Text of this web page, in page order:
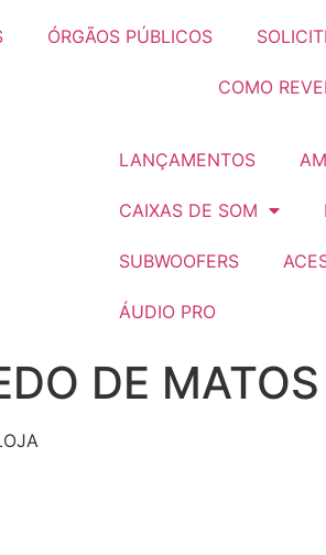
ÓRGÃOS PÚBLICOS
COMO
LANÇAMENTOS
CAIXAS DE SOM
SUBWOOFERS
ÁUDIO PRO
DE